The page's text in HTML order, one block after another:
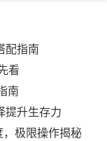
配指南
看
南
提升生存力
极限操作揭秘